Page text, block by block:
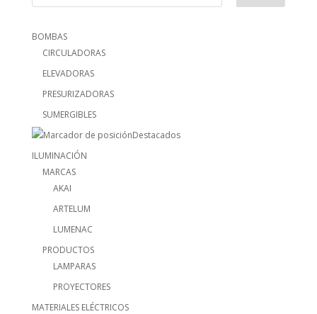
BOMBAS
CIRCULADORAS
ELEVADORAS
PRESURIZADORAS
SUMERGIBLES
Destacados
ILUMINACIÓN
MARCAS
AKAI
ARTELUM
LUMENAC
PRODUCTOS
LAMPARAS
PROYECTORES
MATERIALES ELÉCTRICOS